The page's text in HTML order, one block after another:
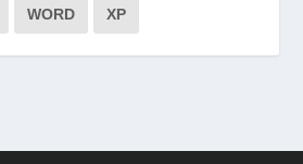
WORD XP